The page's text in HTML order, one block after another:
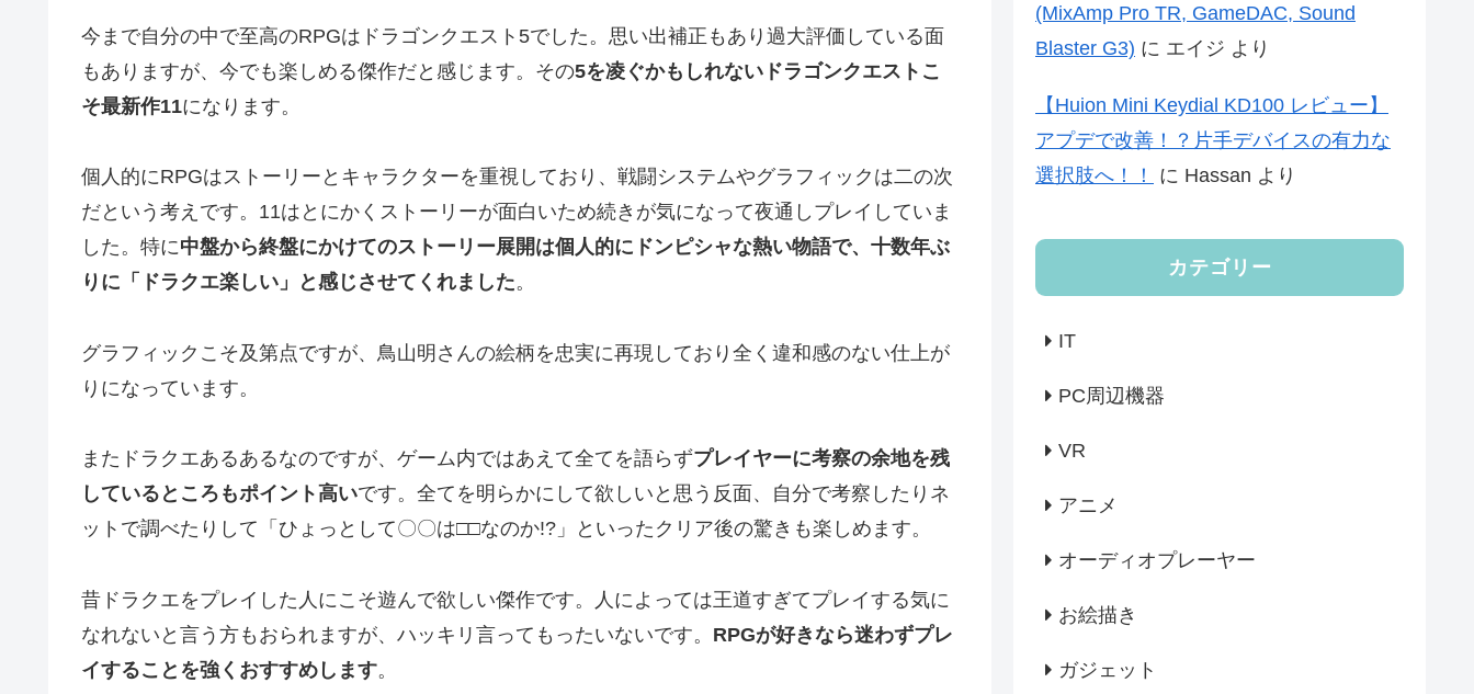
今まで自分の中で至高のRPGはドラゴンクエスト5でした。思い出補正もあり過大評価している面
もありますが、今でも楽しめる傑作だと感じます。その5を凌ぐかもしれないドラゴンクエストこ
そ最新作11になります。
個人的にRPGはストーリーとキャラクターを重視しており、戦闘システムやグラフィックは二の次
だという考えです。11はとにかくストーリーが面白いため続きが気になって夜通しプレイしていま
した。特に中盤から終盤にかけてのストーリー展開は個人的にドンピシャな熱い物語で、十数年ぶ
りに「ドラクエ楽しい」と感じさせてくれました。
グラフィックこそ及第点ですが、鳥山明さんの絵柄を忠実に再現しており全く違和感のない仕上が
りになっています。
またドラクエあるあるなのですが、ゲーム内ではあえて全てを語らずプレイヤーに考察の余地を残
しているところもポイント高いです。全てを明らかにして欲しいと思う反面、自分で考察したりネ
ットで調べたりして「ひょっとして〇〇は□□なのか!?」といったクリア後の驚きも楽しめます。
昔ドラクエをプレイした人にこそ遊んで欲しい傑作です。人によっては王道すぎてプレイする気に
なれないと言う方もおられますが、ハッキリ言ってもったいないです。 RPGが好きなら迷わずプレ
イすることを強くおすすめします。
(MixAmp Pro TR, GameDAC, Sound
Blaster G3) に エイジ より
【Huion Mini Keydial KD100 レビュー】
アプデで改善！？片手デバイスの有力な
選択肢へ！！
に Hassan より
カテゴリー
IT
PC周辺機器
VR
アニメ
オーディオプレーヤー
お絵描き
ガジェット